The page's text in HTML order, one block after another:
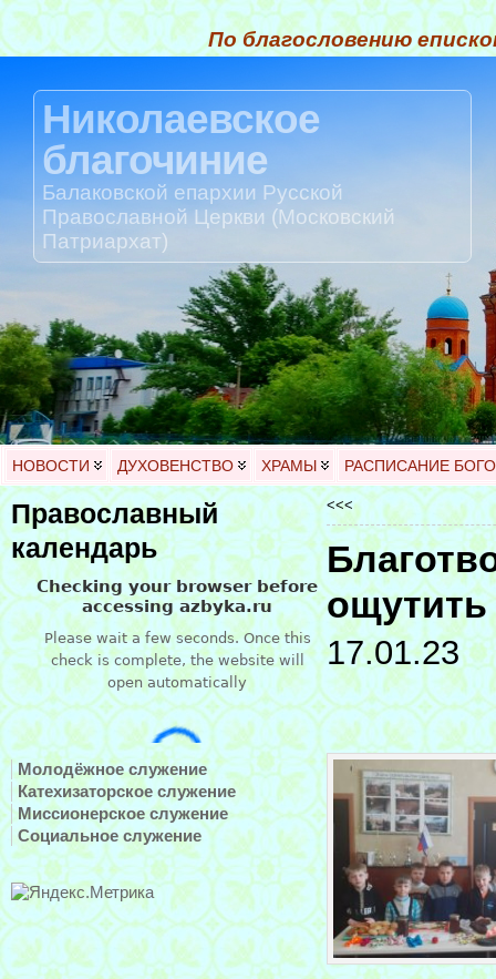
По благословению
Николаевское
благочиние
Балаковской епархии Русской
Православной Церкви (Московский
Патриархат)
НОВОСТИ ДУХОВЕНСТВО ХРАМЫ РАСПИСАНИЕ
Православный
календарь
Молодёжное служение
Катехизаторское служение
Миссионерское служение
Социальное служение
<<<
17.01.23